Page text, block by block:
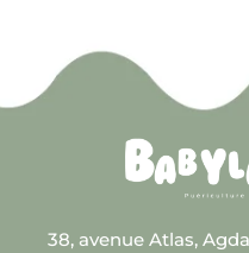
38, avenue Atlas,